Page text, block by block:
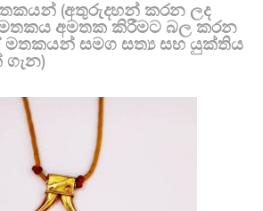
(අතුරුදහන් කරන ලද
අමතක කිරීමට බල කරන
මතකයන් සමග සත්‍ය සහ යුක්තිය